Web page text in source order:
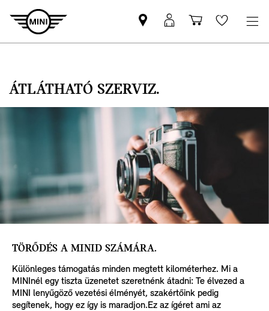
MINI-
partner
MyMINI
belépés
Wishlist
ÁTLÁTHATÓ SZERVIZ.
TÖRŐDÉS A MINID SZÁMÁRA.
Különleges támogatás minden megtett kilométerhez. Mi a
MINInél egy tiszta üzenetet szeretnénk átadni: Te élvezed a
MINI lenyűgöző vezetési élményét, szakértőink pedig
segítenek, hogy ez így is maradjon.Ez az ígéret ami az